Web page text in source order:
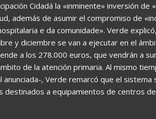
Cidadá la «inminente» inversión de
además de asumir el compromiso de
e da comunidade». Verde
y diciembre se van a ejecutar en el
a los 278.000 euros, que vendrán a
de la atención primaria. Al mismo
, Verde remarcó que el sistema
destinados a equipamientos de centros